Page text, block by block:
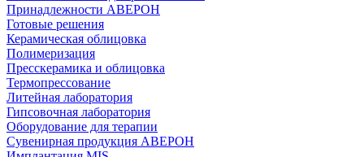
Принадлежности АВЕРОН
Готовые решения
Керамическая облицовка
Полимеризация
Пресскерамика и облицовка
Термопрессование
Литейная лаборатория
Гипсовочная лаборатория
Оборудование для терапии
Сувенирная продукция АВЕРОН